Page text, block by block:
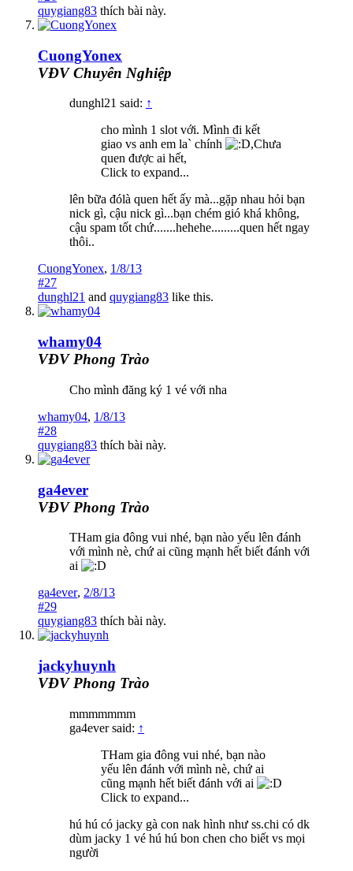
quygiang83 thích bài này.
CuongYonex
VĐV Chuyên Nghiệp
dunghl21 said: ↑
cho mình 1 slot với. Mình đi kết
giao vs anh em la` chính
,Chưa
quen được ai hết,
Click to expand...
lên bữa đólà quen hết ấy mà...gặp nhau hỏi bạn
nick gì, cậu nick gì...bạn chém gió khá không,
cậu spam tốt chứ.......hehehe.........quen hết ngay
thôi..
CuongYonex, 1/8/13
#27
dunghl21 and quygiang83 like this.
whamy04
VĐV Phong Trào
Cho mình đăng ký 1 vé với nha
whamy04, 1/8/13
#28
quygiang83 thích bài này.
ga4ever
VĐV Phong Trào
THam gia đông vui nhé, bạn nào yếu lên đánh
với mình nè, chứ ai cũng mạnh hết biết đánh với
ai
ga4ever, 2/8/13
#29
quygiang83 thích bài này.
jackyhuynh
VĐV Phong Trào
mmmmmmm
ga4ever said: ↑
THam gia đông vui nhé, bạn nào
yếu lên đánh với mình nè, chứ ai
cũng mạnh hết biết đánh với ai
Click to expand...
hú hú có jacky gà con nak hình như ss.chi có dk
dùm jacky 1 vé hú hú bon chen cho biết vs mọi
người